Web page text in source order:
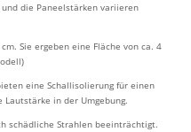
die Paneelstärken variieren
Sie ergeben eine Fläche von ca. 4
eine Schallisolierung für einen
Lautstärke in der Umgebung.
schädliche Strahlen beeinträchtigt.